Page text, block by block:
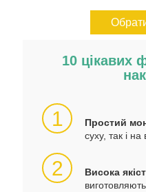
10 цікавих
1 Простий
суху, так і
2 Висока